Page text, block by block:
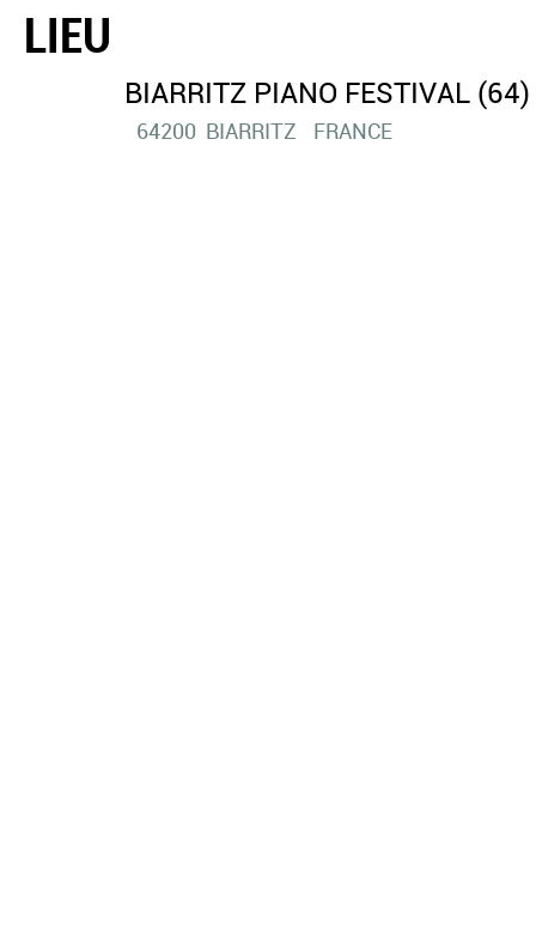
LIEU
BIARRITZ PIANO FESTIVAL (64)
64200 BIARRITZ FRANCE